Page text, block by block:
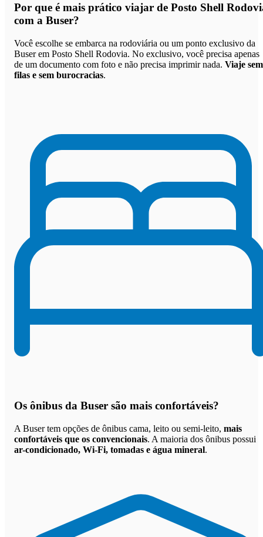
Por que é mais prático viajar de Posto Shell
com a Buser?
Você escolhe se embarca na rodoviária ou um ponto exclusivo da
Buser em Posto Shell Rodovia. No exclusivo, você precisa apenas
de um documento com foto e não precisa imprimir nada. Viaje sem
filas e sem burocracias.
Os ônibus da Buser são mais confortáveis?
A Buser tem opções de ônibus cama, leito ou semi-leito, mais
confortáveis que os convencionais. A maioria dos ônibus possui
ar-condicionado, Wi-Fi, tomadas e água mineral.